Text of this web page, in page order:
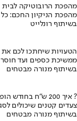
מהפכת הרובוטיקה לבית
מהפכת הניקיון החכם:
בשיתוף רונלייט
הטעויות שיחתכו לכם
ממשיכת כספים ועד
בשיתוף מנורה מבטחים
איך 200 ש"ח בחודש הופכים ל140 אלף ?
צעדים קטנים שיכולים
בשיתוף מנורה מבטחים